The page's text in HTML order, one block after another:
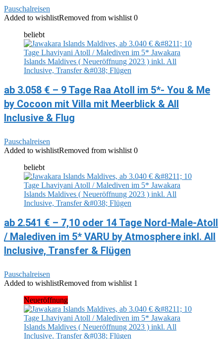
Pauschalreisen
Added to wishlistRemoved from wishlist 0
beliebt
ab 3.058 € – 9 Tage Raa Atoll im 5*- You & Me
by Cocoon mit Villa mit Meerblick & All
Inclusive & Flug
Pauschalreisen
Added to wishlistRemoved from wishlist 0
beliebt
ab 2.541 € – 7,10 oder 14 Tage Nord-Male-Atoll
/ Malediven im 5* VARU by Atmosphere inkl. All
Inclusive, Transfer & Flügen
Pauschalreisen
Added to wishlistRemoved from wishlist 1
Neueröffnung